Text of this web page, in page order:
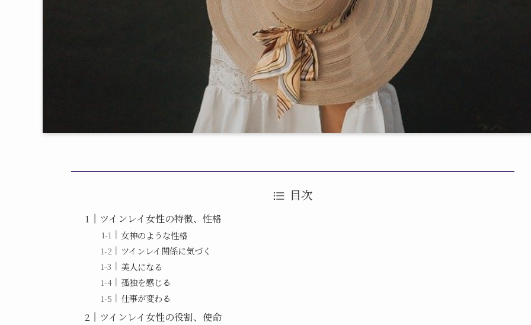
目次
ツインレイ女性の特徴、性格
女神のような性格
ツインレイ関係に気づく
美人になる
孤独を感じる
仕事が変わる
ツインレイ女性の役割、使命